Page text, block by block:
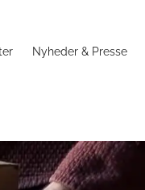
Nyheder & Presse